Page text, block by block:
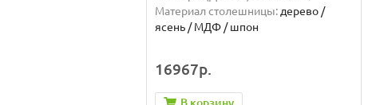
Материал столешницы: дерево /
ясень / МДФ / шпон
16967р.